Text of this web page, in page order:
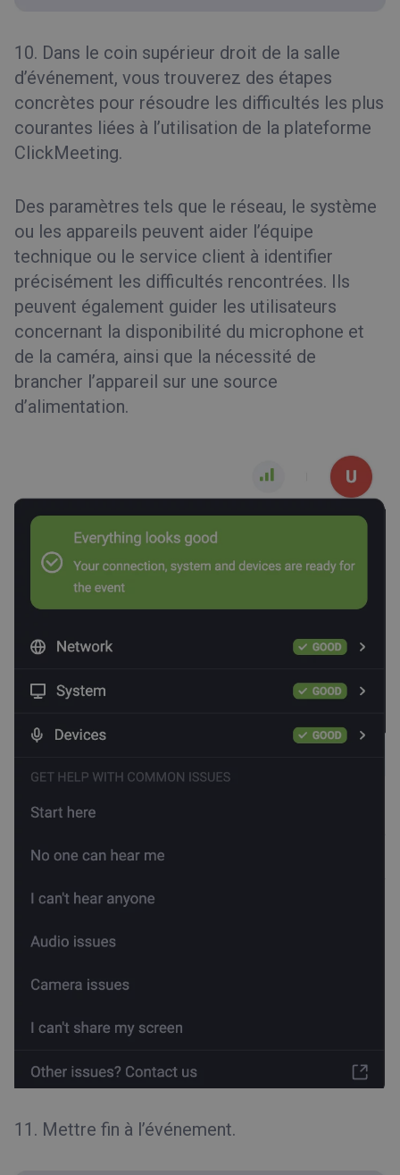
10. Dans le coin supérieur droit de la salle
d’événement, vous trouverez des étapes
concrètes pour résoudre les difficultés les plus
courantes liées à l’utilisation de la plateforme
ClickMeeting.
Des paramètres tels que le réseau, le système
ou les appareils peuvent aider l’équipe
technique ou le service client à identifier
précisément les difficultés rencontrées. Ils
peuvent également guider les utilisateurs
concernant la disponibilité du microphone et
de la caméra, ainsi que la nécessité de
brancher l’appareil sur une source
d’alimentation.
11. Mettre fin à l’événement.